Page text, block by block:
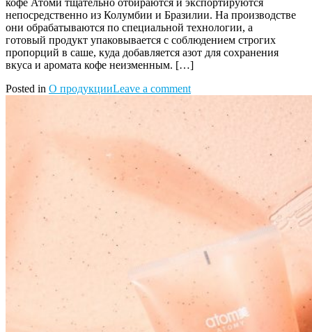
кофе Атоми тщательно отбираются и экспортируются
непосредственно из Колумбии и Бразилии. На производстве
они обрабатываются по специальной технологии, а
готовый продукт упаковывается с соблюдением строгих
пропорций в саше, куда добавляется азот для сохранения
вкуса и аромата кофе неизменным. […]
Posted in О продукцииLeave a comment